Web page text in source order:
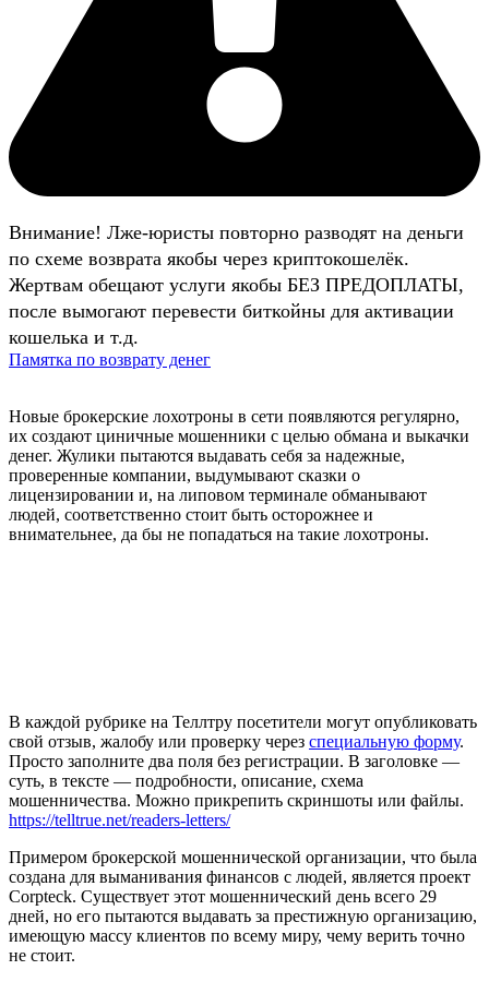
Внимание! Лже-юристы повторно разводят на деньги
по схеме возврата якобы через криптокошелёк.
Жертвам обещают услуги якобы БЕЗ ПРЕДОПЛАТЫ,
после вымогают перевести биткойны для активации
кошелька и т.д.
Памятка по возврату денег
Новые брокерские лохотроны в сети появляются регулярно,
их создают циничные мошенники с целью обмана и выкачки
денег. Жулики пытаются выдавать себя за надежные,
проверенные компании, выдумывают сказки о
лицензировании и, на липовом терминале обманывают
людей, соответственно стоит быть осторожнее и
внимательнее, да бы не попадаться на такие лохотроны.
В каждой рубрике на Теллтру посетители могут опубликовать
свой отзыв, жалобу или проверку через специальную форму.
Просто заполните два поля без регистрации. В заголовке —
суть, в тексте — подробности, описание, схема
мошенничества. Можно прикрепить скриншоты или файлы.
https://telltrue.net/readers-letters/
Примером брокерской мошеннической организации, что была
создана для выманивания финансов с людей, является проект
Corpteck. Существует этот мошеннический день всего 29
дней, но его пытаются выдавать за престижную организацию,
имеющую массу клиентов по всему миру, чему верить точно
не стоит.